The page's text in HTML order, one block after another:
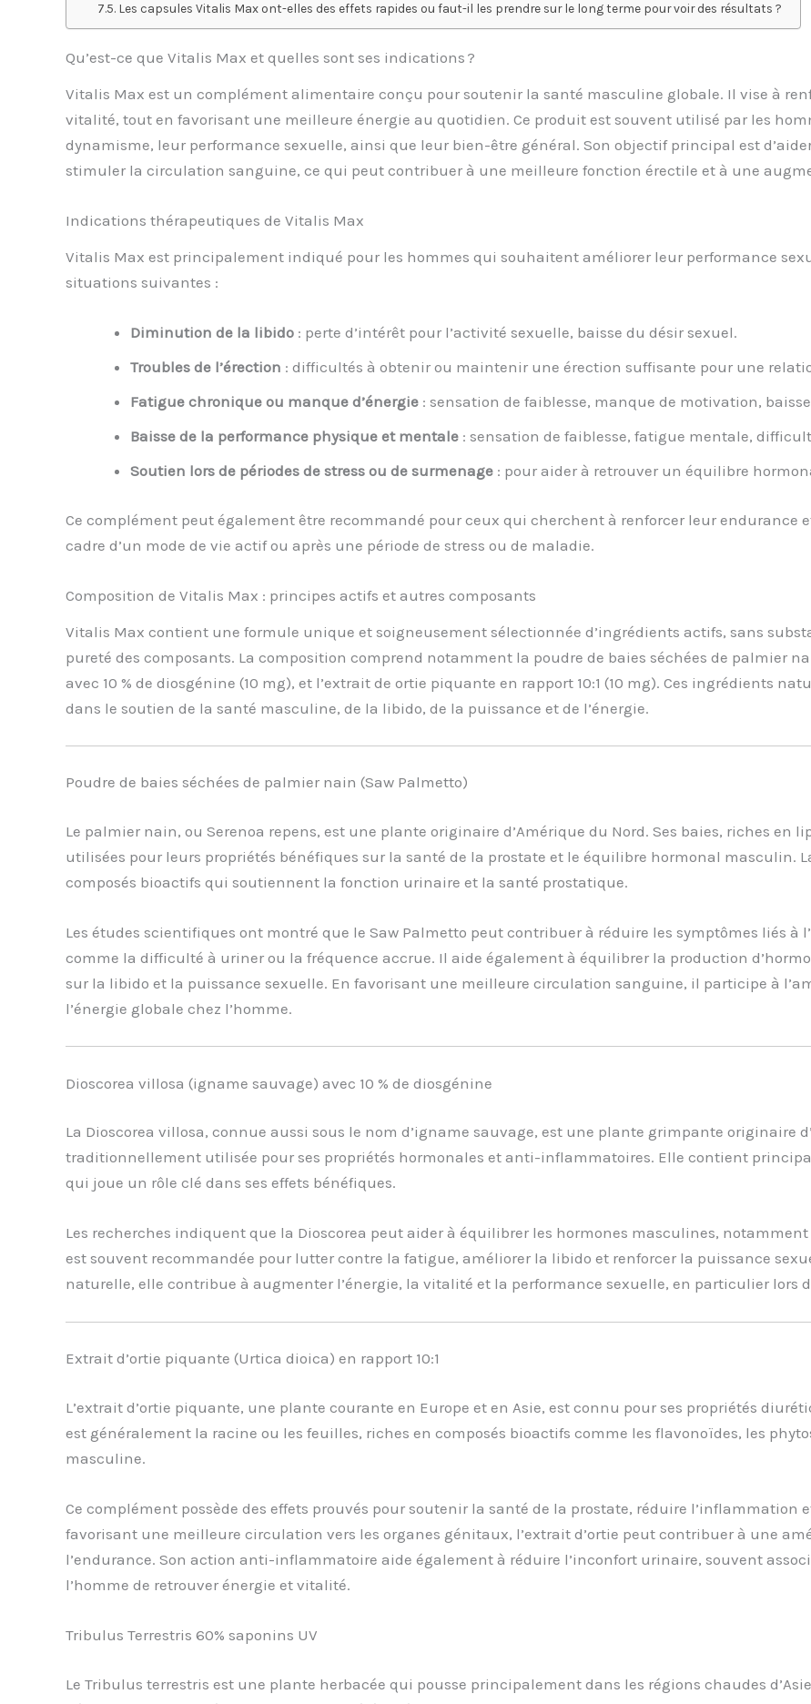
Les capsules Vitalis Max ont-elles des effets rapides ou faut-il les prendre sur le long terme pour voir des résultats ?
Qu’est-ce que Vitalis Max et quelles sont ses indications ?
Vitalis Max est un complément alimentaire conçu pour soutenir la santé masculine globale. Il vise à
vitalité, tout en favorisant une meilleure énergie au quotidien. Ce produit est souvent utilisé par les
dynamisme, leur performance sexuelle, ainsi que leur bien-être général. Son objectif principal est
stimuler la circulation sanguine, ce qui peut contribuer à une meilleure fonction érectile et à une
Indications thérapeutiques de Vitalis Max
Vitalis Max est principalement indiqué pour les hommes qui souhaitent améliorer leur performance
situations suivantes :
Diminution de la libido : perte d’intérêt pour l’activité sexuelle, baisse du désir sexuel.
Troubles de l’érection : difficultés à obtenir ou maintenir une érection suffisante pour une
Fatigue chronique ou manque d’énergie : sensation de faiblesse, manque de motivation,
Baisse de la performance physique et mentale : sensation de faiblesse, fatigue mentale,
Soutien lors de périodes de stress ou de surmenage : pour aider à retrouver un équilibre
Ce complément peut également être recommandé pour ceux qui cherchent à renforcer leur endurance
cadre d’un mode de vie actif ou après une période de stress ou de maladie.
Composition de Vitalis Max : principes actifs et autres composants
Vitalis Max contient une formule unique et soigneusement sélectionnée d’ingrédients actifs, sans
pureté des composants. La composition comprend notamment la poudre de baies séchées de palmier
avec 10 % de diosgénine (10 mg), et l’extrait de ortie piquante en rapport 10:1 (10 mg). Ces ingrédients
dans le soutien de la santé masculine, de la libido, de la puissance et de l’énergie.
Poudre de baies séchées de palmier nain (Saw Palmetto)
Le palmier nain, ou Serenoa repens, est une plante originaire d’Amérique du Nord. Ses baies, riches
utilisées pour leurs propriétés bénéfiques sur la santé de la prostate et le équilibre hormonal masculin.
composés bioactifs qui soutiennent la fonction urinaire et la santé prostatique.
Les études scientifiques ont montré que le Saw Palmetto peut contribuer à réduire les symptômes liés à
comme la difficulté à uriner ou la fréquence accrue. Il aide également à équilibrer la production
sur la libido et la puissance sexuelle. En favorisant une meilleure circulation sanguine, il participe à
l’énergie globale chez l’homme.
Dioscorea villosa (igname sauvage) avec 10 % de diosgénine
La Dioscorea villosa, connue aussi sous le nom d’igname sauvage, est une plante grimpante originaire
traditionnellement utilisée pour ses propriétés hormonales et anti-inflammatoires. Elle contient
qui joue un rôle clé dans ses effets bénéfiques.
Les recherches indiquent que la Dioscorea peut aider à équilibrer les hormones masculines,
est souvent recommandée pour lutter contre la fatigue, améliorer la libido et renforcer la puissance
naturelle, elle contribue à augmenter l’énergie, la vitalité et la performance sexuelle, en particulier lors
Extrait d’ortie piquante (Urtica dioica) en rapport 10:1
L’extrait d’ortie piquante, une plante courante en Europe et en Asie, est connu pour ses propriétés
est généralement la racine ou les feuilles, riches en composés bioactifs comme les flavonoïdes, les
masculine.
Ce complément possède des effets prouvés pour soutenir la santé de la prostate, réduire
favorisant une meilleure circulation vers les organes génitaux, l’extrait d’ortie peut contribuer à une
l’endurance. Son action anti-inflammatoire aide également à réduire l’inconfort urinaire, souvent
l’homme de retrouver énergie et vitalité.
Tribulus Terrestris 60% saponins UV
Le Tribulus terrestris est une plante herbacée qui pousse principalement dans les régions chaudes